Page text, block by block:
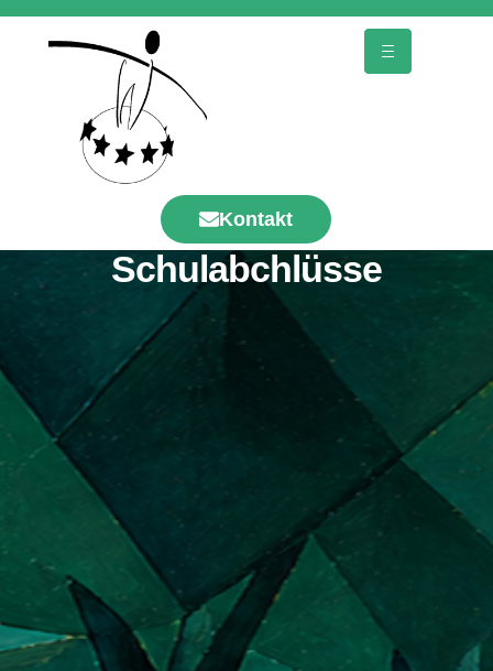
Kontakt
Schulabchlüsse